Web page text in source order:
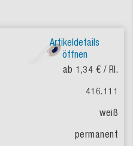
Artikeldetails
öffnen
ab 1,34 € / Rl.
416.111
weiß
permanent